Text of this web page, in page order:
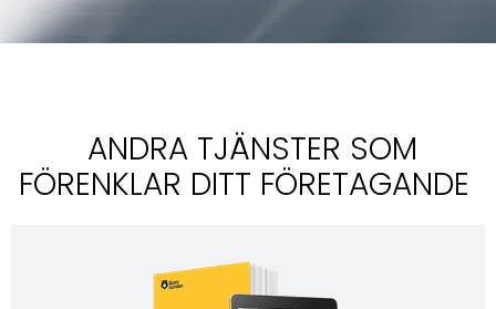
ANDRA TJÄNSTER SOM
FÖRENKLAR DITT FÖRETAGANDE